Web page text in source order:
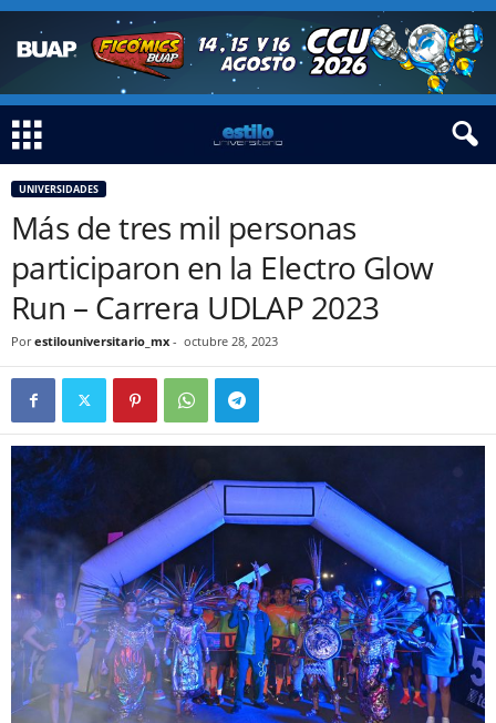
UNIVERSIDADES
Más de tres mil personas
participaron en la Electro Glow
Run – Carrera UDLAP 2023
Por estilouniversitario_mx - octubre 28, 2023